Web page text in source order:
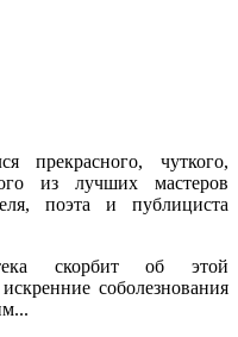
чуткого,
из лучших мастеров
поэта и публициста
скорбит об этой
соболезнования